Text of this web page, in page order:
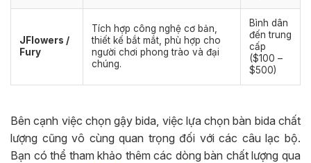
JFlowers /
Fury
Tích hợp công nghệ cơ bản,
thiết kế bắt mắt, phù hợp cho
người chơi phong trào và đại
chúng.
Bình dân
đến trung
cấp
($100 –
$500)
Bên cạnh việc chọn gậy bida, việc lựa chọn bàn bida chất
lượng cũng vô cùng quan trọng đối với các câu lạc bộ.
Bạn có thể tham khảo thêm các dòng bàn chất lượng qua